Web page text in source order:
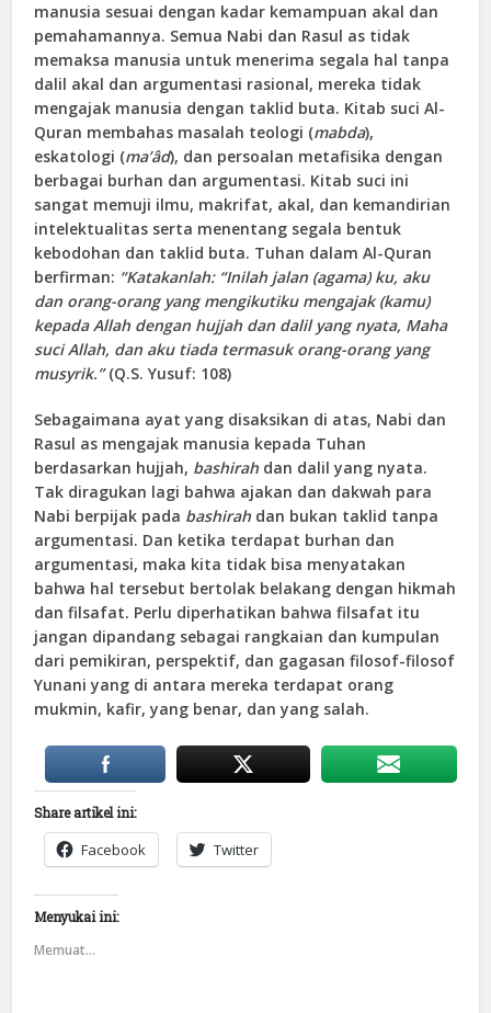
manusia sesuai dengan kadar kemampuan akal dan
pemahamannya. Semua Nabi dan Rasul as tidak
memaksa manusia untuk menerima segala hal tanpa
dalil akal dan argumentasi rasional, mereka tidak
mengajak manusia dengan taklid buta. Kitab suci Al-
Quran membahas masalah teologi (mabda),
eskatologi (ma’âd), dan persoalan metafisika dengan
berbagai burhan dan argumentasi. Kitab suci ini
sangat memuji ilmu, makrifat, akal, dan kemandirian
intelektualitas serta menentang segala bentuk
kebodohan dan taklid buta. Tuhan dalam Al-Quran
berfirman: “Katakanlah: “Inilah jalan (agama) ku, aku
dan orang-orang yang mengikutiku mengajak (kamu)
kepada Allah dengan hujjah dan dalil yang nyata, Maha
suci Allah, dan aku tiada termasuk orang-orang yang
musyrik.”(Q.S. Yusuf: 108)
Sebagaimana ayat yang disaksikan di atas, Nabi dan
Rasul as mengajak manusia kepada Tuhan
berdasarkan hujjah, bashirah dan dalil yang nyata.
Tak diragukan lagi bahwa ajakan dan dakwah para
Nabi berpijak pada bashirah dan bukan taklid tanpa
argumentasi. Dan ketika terdapat burhan dan
argumentasi, maka kita tidak bisa menyatakan
bahwa hal tersebut bertolak belakang dengan hikmah
dan filsafat. Perlu diperhatikan bahwa filsafat itu
jangan dipandang sebagai rangkaian dan kumpulan
dari pemikiran, perspektif, dan gagasan filosof-filosof
Yunani yang di antara mereka terdapat orang
mukmin, kafir, yang benar, dan yang salah.
Share artikel ini:
Facebook Twitter
Menyukai ini:
Memuat...